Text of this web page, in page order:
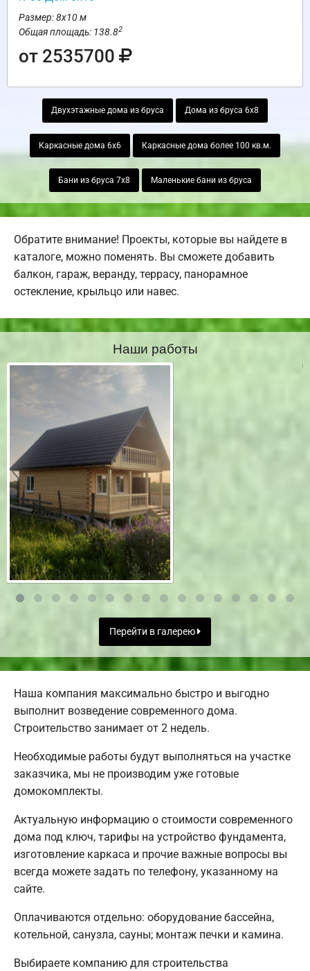
Размер: 8х10 м
Общая площадь: 138.82
от 2535700
Двухэтажные дома из бруса Дома из бруса 6х8
Каркасные дома 6х6 Каркасные дома более 100 кв.м.
Бани из бруса 7х8 Маленькие бани из бруса
Обратите внимание! Проекты, которые вы найдете в
каталоге, можно поменять. Вы сможете добавить
балкон, гараж, веранду, террасу, панорамное
остекление, крыльцо или навес.
Наши работы
Перейти в галерею
Наша компания максимально быстро и выгодно
выполнит возведение современного дома.
Строительство занимает от 2 недель.
Необходимые работы будут выполняться на участке
заказчика, мы не производим уже готовые
домокомплекты.
Актуальную информацию о стоимости современного
дома под ключ, тарифы на устройство фундамента,
изготовление каркаса и прочие важные вопросы вы
всегда можете задать по телефону, указанному на
сайте.
Оплачиваются отдельно: оборудование бассейна,
котельной, санузла, сауны; монтаж печки и камина.
Выбираете компанию для строительства